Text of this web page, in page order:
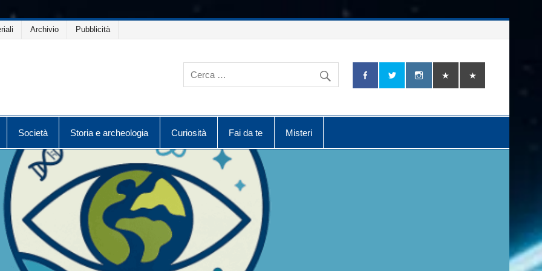
Archivio Pubblicità
Società Storia e archeologia Curiosità Fai da te Misteri